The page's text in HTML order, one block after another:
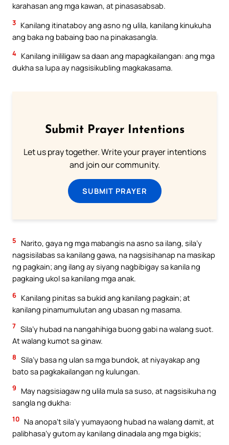
karahasan ang mga kawan, at pinasasabsab.
3 Kanilang itinataboy ang asno ng ulila, kanilang kinukuha
ang baka ng babaing bao na pinakasangla.
4 Kanilang inililigaw sa daan ang mapagkailangan: ang mga
dukha sa lupa ay nagsisikubling magkakasama.
Submit Prayer Intentions
Let us pray together. Write your prayer intentions
and join our community.
SUBMIT PRAYER
5
Narito, gaya ng mga mabangis na asno sa ilang, sila’y
nagsisilabas sa kanilang gawa, na nagsisihanap na masikap
ng pagkain; ang ilang ay siyang nagbibigay sa kanila ng
pagkaing ukol sa kanilang mga anak.
6 Kanilang pinitas sa bukid ang kanilang pagkain; at
kanilang pinamumulutan ang ubasan ng masama.
7 Sila’y hubad na nangahihiga buong gabi na walang suot.
At walang kumot sa ginaw.
8 Sila’y basa ng ulan sa mga bundok, at niyayakap ang
bato sa pagkakailangan ng kulungan.
9
May nagsisiagaw ng ulila mula sa suso, at nagsisikuha ng
sangla ng dukha:
10 Na anopa’t sila’y yumayaong hubad na walang damit, at
palibhasa’y gutom ay kanilang dinadala ang mga bigkis;